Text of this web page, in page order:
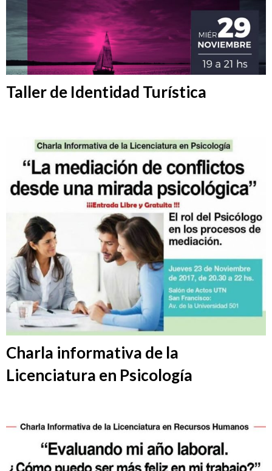
Taller de Identidad Turística
Charla informativa de la
Licenciatura en Psicología